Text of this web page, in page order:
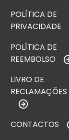
POLÍTICA DE
PRIVACIDADE
POLÍTICA DE
REEMBOLSO
LIVRO DE
RECLAMAÇÕES
CONTACTOS